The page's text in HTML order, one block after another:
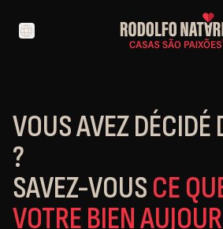
language
VOUS AVEZ DÉCIDÉ
?
SAVEZ-VOUSCE
VOTRE BIEN